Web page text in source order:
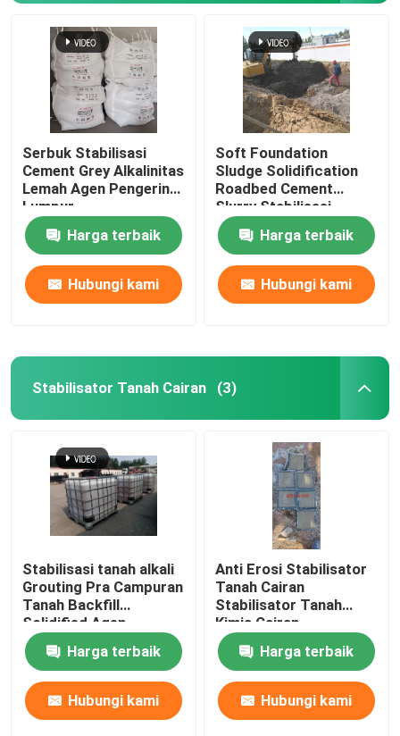
Serbuk Stabilisasi
Cement Grey Alkalinitas
Lemah Agen Pengering
Lumpur
Harga terbaik
Hubungi kami
Soft Foundation
Sludge Solidification
Roadbed Cement
Slurry Stabilisasi
Powder
Harga terbaik
Hubungi kami
Stabilisator Tanah Cairan (3)
Stabilisasi tanah alkali
Grouting Pra Campuran
Tanah Backfill
Solidified Agen
Harga terbaik
Hubungi kami
Anti Erosi Stabilisator
Tanah Cairan
Stabilisator Tanah
Kimia Cairan
Harga terbaik
Hubungi kami